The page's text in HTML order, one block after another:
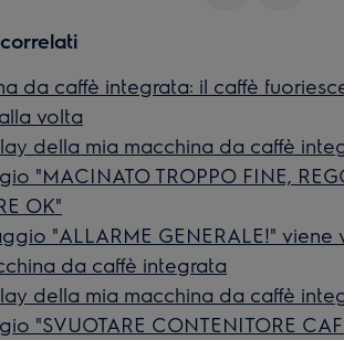
da caffè integrata: il caffè
volta
della mia macchina da caffè
"MACINATO TROPPO FINE,
OK"
"ALLARME GENERALE!"
da caffè integrata
della mia macchina da caffè
"SVUOTARE CONTENITORE